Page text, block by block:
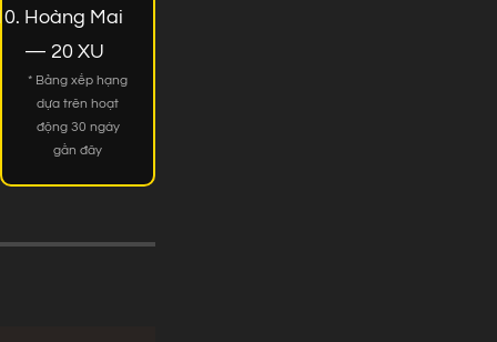
Hoàng Mai
— 20 XU
* Bảng xếp hạng
dựa trên hoạt
động 30 ngày
gần đây